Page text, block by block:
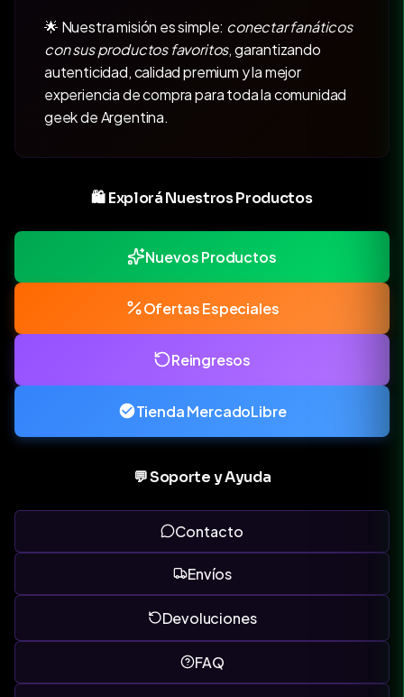
🌟 Nuestra misión es simple: conectar fanáticos
con sus productos favoritos, garantizando
autenticidad, calidad premium y la mejor
experiencia de compra para toda la comunidad
geek de Argentina.
🛍️ Explorá Nuestros Productos
Nuevos Productos
Ofertas Especiales
Reingresos
Tienda MercadoLibre
💬 Soporte y Ayuda
Contacto
Envíos
Devoluciones
FAQ